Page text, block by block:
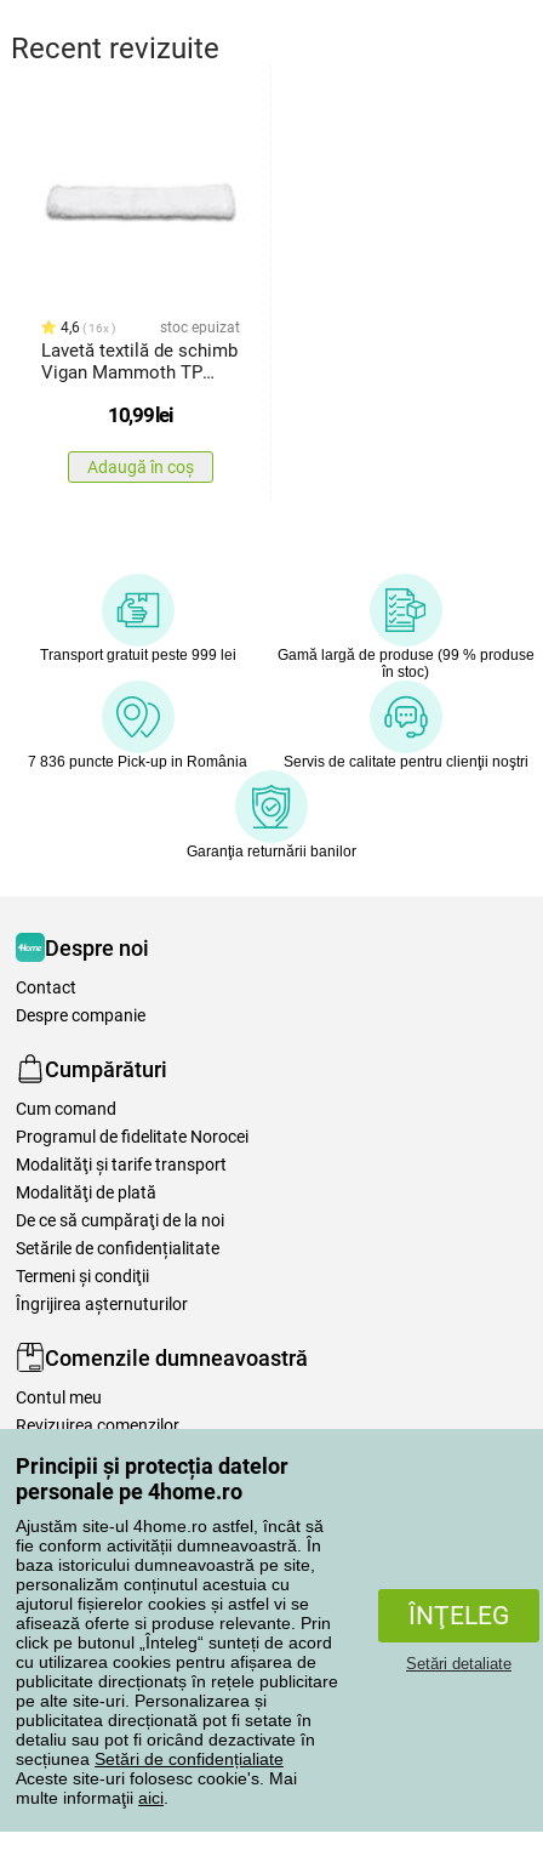
Principii și protecția datelor
personale pe 4home.ro
Ajustăm site-ul 4home.ro astfel, încât să
fie conform activității dumneavoastră. În
baza istoricului dumneavoastră pe site,
personalizăm conținutul acestuia cu
ajutorul fișierelor cookies și astfel vi se
afisează oferte si produse relevante. Prin
click pe butonul „Înteleg“ sunteți de acord
cu utilizarea cookies pentru afișarea de
publicitate direcționatș în rețele publicitare
pe alte site-uri. Personalizarea și
publicitatea direcționată pot fi setate în
detaliu sau pot fi oricând dezactivate în
secțiunea Setări de confidențialiate
Aceste site-uri folosesc cookie's. Mai
multe informaţii aici
ÎNŢELEG
Setări detaliate
Recent revizuite
4,6 16x stoc epuizat
Lavetă textilă de schimb
Vigan Mammoth TP
10,99lei
Adaugă în coș
Transport gratuit peste 999 lei
Gamă largă de produse (99 % produse
în stoc)
7 836 puncte Pick-up in România Servis de calitate pentru clienţii noştri
Garanţia returnării banilor
Despre noi
Contact
Despre companie
Cumpărături
Cum comand
Programul de fidelitate Norocei
Modalităţi şi tarife transport
Modalităţi de plată
De ce să cumpăraţi de la noi
Setările de confidențialitate
Termeni şi condiţii
Îngrijirea așternuturilor
Comenzile dumneavoastră
Contul meu
Revizuirea comenzilor
Reclamaţii
Retragere de la contract
Regulile de procesare a recenziilor
Metode de transport
Metode de plată
Magazin de încredere